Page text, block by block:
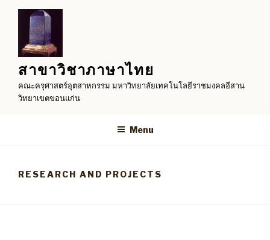
content
สาขาวิชาภาษาไทย
คณะครุศาสตร์อุตสาหกรรม มหาวิทยาลัยเทคโนโลยีราชมงคลอีสาน
วิทยาเขตขอนแก่น
Menu
RESEARCH AND PROJECTS